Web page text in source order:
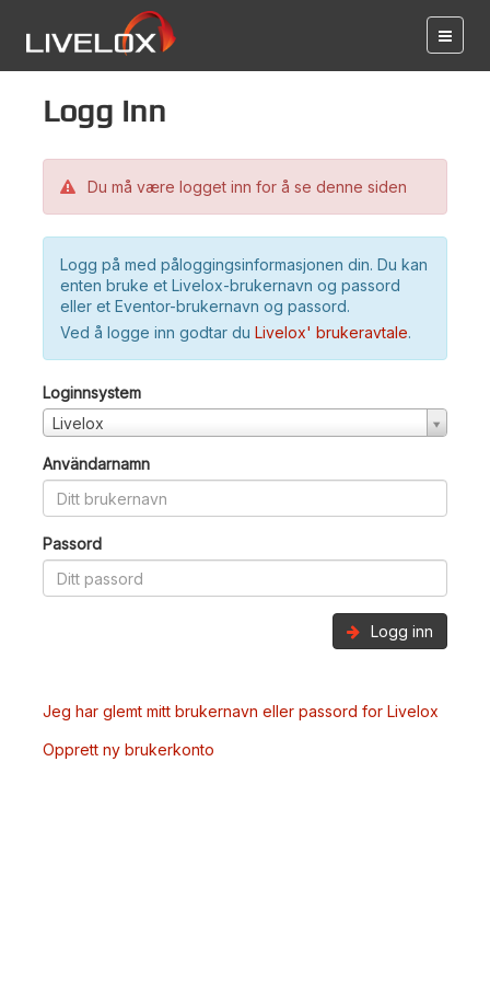
Logg inn
Du må være logget inn for å se denne siden
Logg på med påloggingsinformasjonen din. Du kan
enten bruke et Livelox-brukernavn og passord
eller et Eventor-brukernavn og passord.
Ved å logge inn godtar du Livelox' brukeravtale.
Loginnsystem
Livelox
Användarnamn
Passord
Logg inn
Jeg har glemt mitt brukernavn eller passord for Livelox
Opprett ny brukerkonto